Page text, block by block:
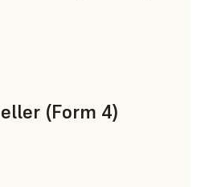
(Form 4)